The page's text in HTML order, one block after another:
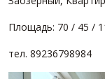
Площадь: 70 / 45 /
тел. 89236798984